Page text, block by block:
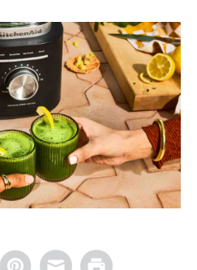
Email Print